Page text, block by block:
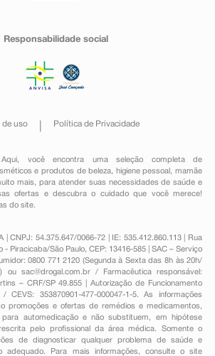
Responsabilidade social
de uso Política de Privacidade
você encontra uma seleção completa de
e produtos de beleza, higiene pessoal ,mamãe
mais, para atender suas necessidades de saúde e
ofertas e descubra o cuidado que você merece!
do site.
| CNPJ: 54.375.647/0066-72 | IE: 535.412.860.113 | Rua
- Piracicaba/São Paulo, CEP: 13416-585 | SAC – Serviço
0800 771 2120 (Segunda à Sexta das 8h às 20h/
ou sac@drogal.com.br/ Farmacêutica responsável:
– CRF/SP 49.855 | Autorização de Funcionamento
CEVS: 353870901-477-000047-1-5. As informações
promoções e ofertas de remédios e medicamentos,
automedicação e não substituem, em hipótese
pelo profissional da área médica. Somente o
de diagnosticar qualquer problema de saúde e
adequado. Para mais informações, consulte o site